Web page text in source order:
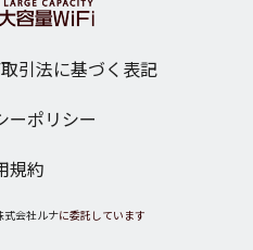
引法に基づく表記
ーポリシー
規約
式会社ルナに委託しています